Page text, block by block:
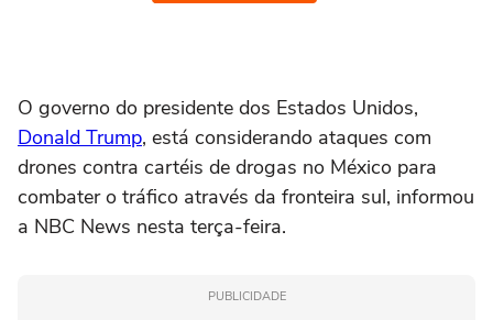
O governo do presidente dos Estados Unidos,
Donald Trump, está considerando ataques com
drones contra cartéis de drogas no México para
combater o tráfico através da fronteira sul, informou
a NBC News nesta terça-feira.
PUBLICIDADE